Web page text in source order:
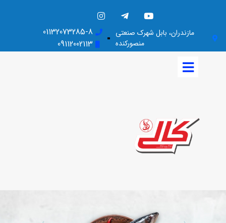
مازندران، بابل شهرک صنعتی
منصورکنده
01132073285-8
09112002113